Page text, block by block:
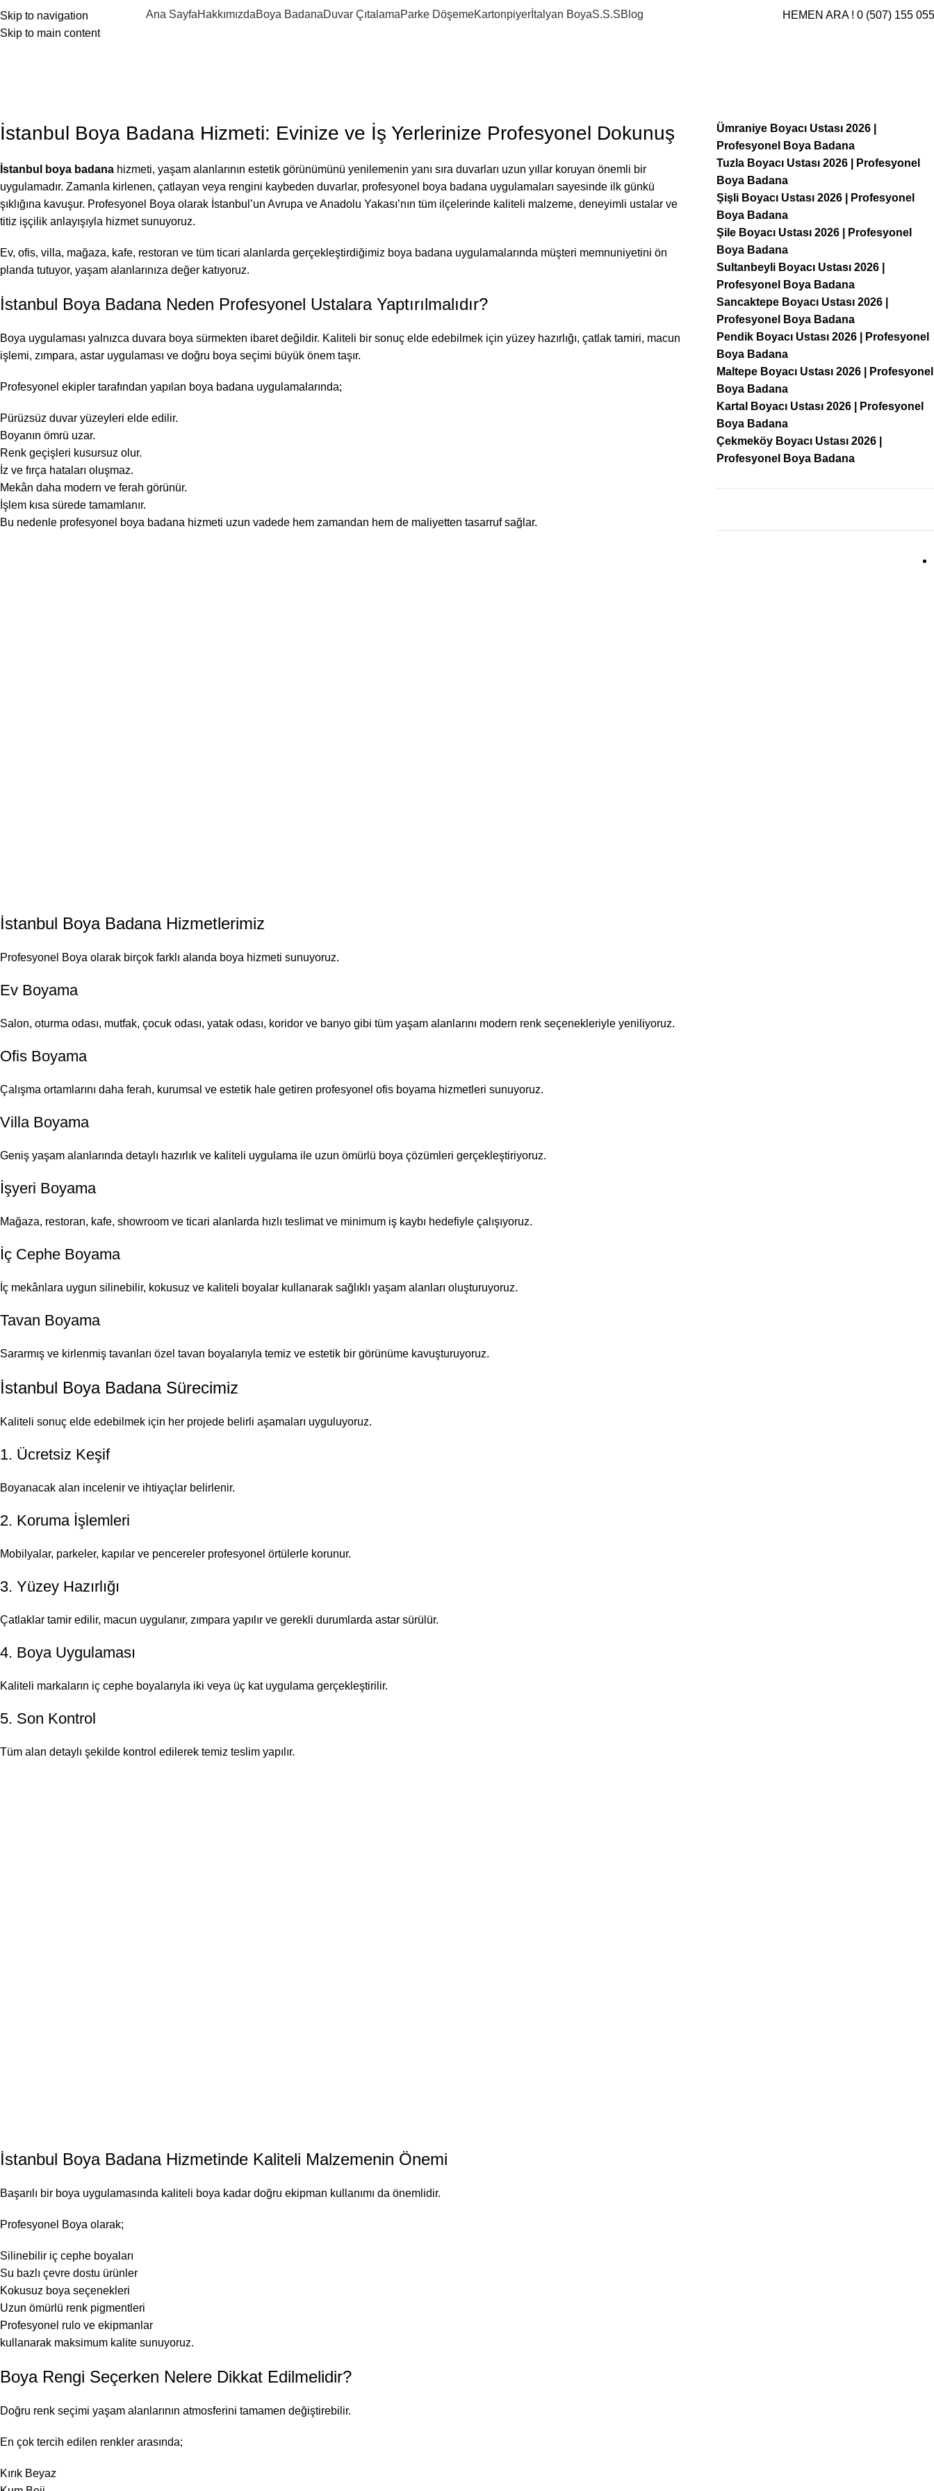
Skip to navigation
Skip to main content
Ana SayfaHakkımızdaBoya BadanaDuvar ÇıtalamaParke DöşemeKartonpiyer İtalyan BoyaS.S.SBlog
HEMEN ARA ! 0 (507) 155
sitemize hoşgeldiniz ..
İstanbul Boya Badana Hizmeti: Evinize ve İş Yerlerinize Profesyonel Dokunuş
İstanbul boya badana hizmeti, yaşam alanlarının estetik görünümünü yenilemenin yanı sıra duvarları uzun yıllar koruyan önemli bir
uygulamadır. Zamanla kirlenen, çatlayan veya rengini kaybeden duvarlar, profesyonel boya badana uygulamaları sayesinde ilk günkü
şıklığına kavuşur. Profesyonel Boya olarak İstanbul’un Avrupa ve Anadolu Yakası’nın tüm ilçelerinde kaliteli malzeme, deneyimli ustalar ve
titiz işçilik anlayışıyla hizmet sunuyoruz.
Ev, ofis, villa, mağaza, kafe, restoran ve tüm ticari alanlarda gerçekleştirdiğimiz boya badana uygulamalarında müşteri memnuniyetini ön
planda tutuyor, yaşam alanlarınıza değer katıyoruz.
İstanbul Boya Badana Neden Profesyonel Ustalara Yaptırılmalıdır?
Boya uygulaması yalnızca duvara boya sürmekten ibaret değildir. Kaliteli bir sonuç elde edebilmek için yüzey hazırlığı, çatlak tamiri, macun
işlemi, zımpara, astar uygulaması ve doğru boya seçimi büyük önem taşır.
Profesyonel ekipler tarafından yapılan boya badana uygulamalarında;
Pürüzsüz duvar yüzeyleri elde edilir.
Boyanın ömrü uzar.
Renk geçişleri kusursuz olur.
İz ve fırça hataları oluşmaz.
Mekân daha modern ve ferah görünür.
İşlem kısa sürede tamamlanır.
Bu nedenle profesyonel boya badana hizmeti uzun vadede hem zamandan hem de maliyetten tasarruf sağlar.
İstanbul Boya BadanaHizmetlerimiz
Profesyonel Boya olarak birçok farklı alanda boya hizmeti sunuyoruz.
Ev Boyama
Salon, oturma odası, mutfak, çocuk odası, yatak odası, koridor ve banyo gibi tüm yaşam alanlarını modern renk seçenekleriyle yeniliyoruz.
Ofis Boyama
Çalışma ortamlarını daha ferah, kurumsal ve estetik hale getiren profesyonel ofis boyama hizmetleri sunuyoruz.
Villa Boyama
Geniş yaşam alanlarında detaylı hazırlık ve kaliteli uygulama ile uzun ömürlü boya çözümleri gerçekleştiriyoruz.
İşyeri Boyama
Mağaza, restoran, kafe, showroom ve ticari alanlarda hızlı teslimat ve minimum iş kaybı hedefiyle çalışıyoruz.
İç Cephe Boyama
İç mekânlara uygun silinebilir, kokusuz ve kaliteli boyalar kullanarak sağlıklı yaşam alanları oluşturuyoruz.
Tavan Boyama
Sararmış ve kirlenmiş tavanları özel tavan boyalarıyla temiz ve estetik bir görünüme kavuşturuyoruz.
İstanbul Boya Badana Sürecimiz
Kaliteli sonuç elde edebilmek için her projede belirli aşamaları uyguluyoruz.
1. Ücretsiz Keşif
Boyanacak alan incelenir ve ihtiyaçlar belirlenir.
2. Koruma İşlemleri
Mobilyalar, parkeler, kapılar ve pencereler profesyonel örtülerle korunur.
3. Yüzey Hazırlığı
Çatlaklar tamir edilir, macun uygulanır, zımpara yapılır ve gerekli durumlarda astar sürülür.
4. Boya Uygulaması
Kaliteli markaların iç cephe boyalarıyla iki veya üç kat uygulama gerçekleştirilir.
5. Son Kontrol
Tüm alan detaylı şekilde kontrol edilerek temiz teslim yapılır.
İstanbul Boya Badana Hizmetinde Kaliteli Malzemenin Önemi
Başarılı bir boya uygulamasında kaliteli boya kadar doğru ekipman kullanımı da önemlidir.
Profesyonel Boya olarak;
Silinebilir iç cephe boyaları
Su bazlı çevre dostu ürünler
Kokusuz boya seçenekleri
Uzun ömürlü renk pigmentleri
Profesyonel rulo ve ekipmanlar
kullanarak maksimum kalite sunuyoruz.
Boya Rengi Seçerken Nelere Dikkat Edilmelidir?
Doğru renk seçimi yaşam alanlarının atmosferini tamamen değiştirebilir.
En çok tercih edilen renkler arasında;
Kırık Beyaz
Ümraniye Boyacı Ustası 2026 |
Profesyonel Boya Badana
Tuzla Boyacı Ustası 2026 | Profesyonel
Boya Badana
Şişli Boyacı Ustası 2026 | Profesyonel
Boya Badana
Şile Boyacı Ustası 2026 | Profesyonel
Boya Badana
Sultanbeyli Boyacı Ustası 2026 |
Profesyonel Boya Badana
Sancaktepe Boyacı Ustası 2026 |
Profesyonel Boya Badana
Pendik Boyacı Ustası 2026 | Profesyonel
Boya Badana
Maltepe Boyacı Ustası 2026 | Profesyonel
Boya Badana
Kartal Boyacı Ustası 2026 | Profesyonel
Boya Badana
Çekmeköy Boyacı Ustası 2026 |
Profesyonel Boya Badana